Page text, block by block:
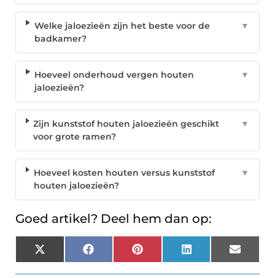
Welke jaloezieën zijn het beste voor de
badkamer?
▼
Hoeveel onderhoud vergen houten
jaloezieën?
▼
Zijn kunststof houten jaloezieën geschikt
voor grote ramen?
▼
Hoeveel kosten houten versus kunststof
houten jaloezieën?
▼
Goed artikel? Deel hem dan op:
X
(Twitter)
Facebook Pinterest LinkedIn Email